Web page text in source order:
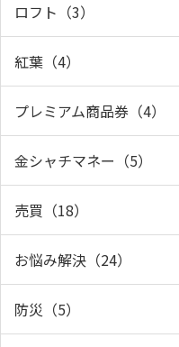
ロフト（3）
紅葉（4）
プレミアム商品券（4）
金シャチマネー（5）
売買（18）
お悩み解決（24）
防災（5）